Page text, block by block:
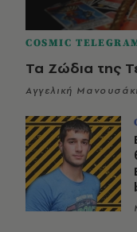
COSMIC
Τα Ζώδια της
Αγγελική